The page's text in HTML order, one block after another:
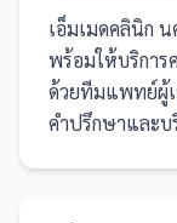
เอ็มเมดคลินิก
พร้อมให้บริการ
ด้วยทีมแพทย์ผู้
คำปรึกษาและบ